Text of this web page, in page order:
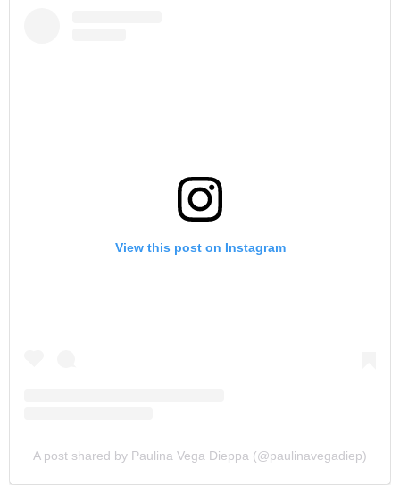
View this post on Instagram
A post shared by Paulina Vega Dieppa (@paulinavegadiep)